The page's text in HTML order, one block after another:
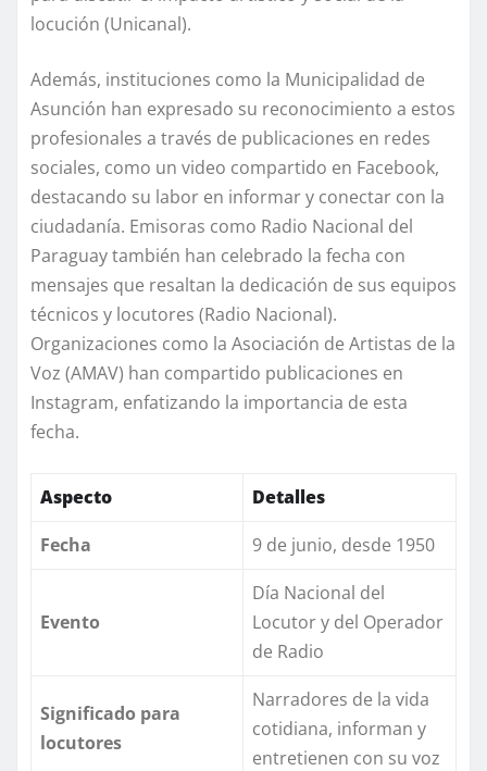
locución (Unicanal).
Además, instituciones como la Municipalidad de
Asunción han expresado su reconocimiento a estos
profesionales a través de publicaciones en redes
sociales, como un video compartido en Facebook,
destacando su labor en informar y conectar con la
ciudadanía. Emisoras como Radio Nacional del
Paraguay también han celebrado la fecha con
mensajes que resaltan la dedicación de sus equipos
técnicos y locutores (Radio Nacional).
Organizaciones como la Asociación de Artistas de la
Voz (AMAV) han compartido publicaciones en
Instagram, enfatizando la importancia de esta
fecha.
Aspecto
Detalles
Fecha
9 de junio, desde 1950
Evento
Día Nacional del
Locutor y del Operador
de Radio
Significado para
locutores
Narradores de la vida
cotidiana, informan y
entretienen con su voz